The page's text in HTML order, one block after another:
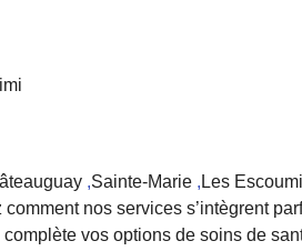
,Sainte-Marie , Les
comment nos services s’intègrent
vos options de soins de